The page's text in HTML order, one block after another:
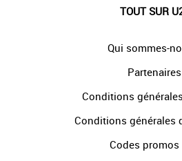
TOUT SUR
Qui sommes-
Partenaires
Conditions
Conditions générales
Codes promos